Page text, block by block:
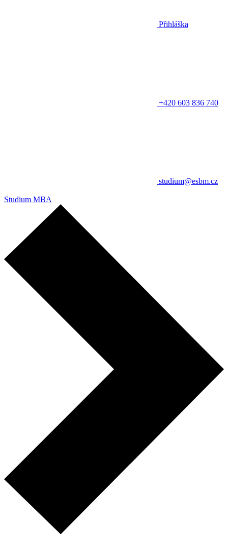
Přihláška
+420 603 836 740
studium@esbm.cz
Studium MBA